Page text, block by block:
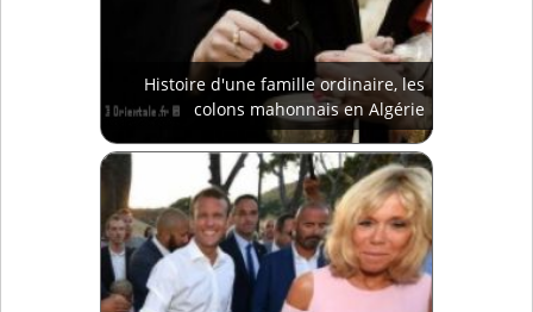
Histoire d'une famille ordinaire, les
colons mahonnais en Algérie